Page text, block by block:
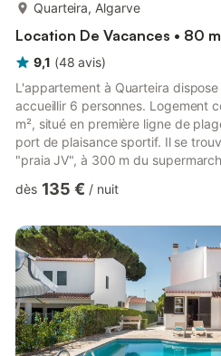
Quarteira, Algarve
Location De Vacances • 80
9,1 (48 avis)
L'appartement à Quarteira
accueillir 6 personnes. Logement
m², situé en première ligne de
port de plaisance sportif. Il se
"praia JV", à 300 m du
rocheuse "Cavalo Preto", à 2 km
la gare "Estação de Loulé", à 20
Faro" et est situé dans un quartier
dès 135 € / nuit